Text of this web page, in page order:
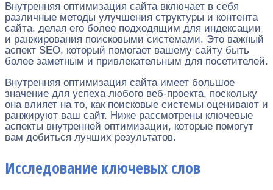
Внутренняя оптимизация сайта включает в себя
различные методы улучшения структуры и контента
сайта, делая его более подходящим для индексации
и ранжирования поисковыми системами. Это важный
аспект SEO, который помогает вашему сайту быть
более заметным и привлекательным для посетителей.
Внутренняя оптимизация сайта имеет большое
значение для успеха любого веб-проекта, поскольку
она влияет на то, как поисковые системы оценивают и
ранжируют ваш сайт. Ниже рассмотрены ключевые
аспекты внутренней оптимизации, которые помогут
вам добиться лучших результатов.
Исследование ключевых слов